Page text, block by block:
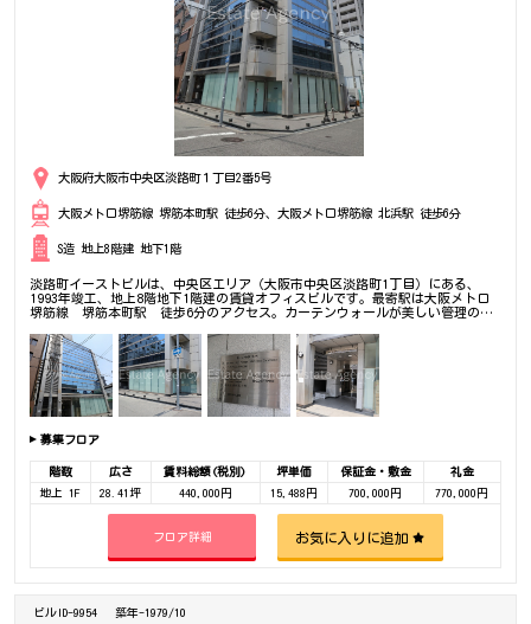
大阪府大阪市中央区淡路町１丁目2番5号
大阪メトロ堺筋線 堺筋本町駅 徒歩6分、大阪メトロ堺筋線 北浜駅 徒歩6分
S造 地上8階建 地下1階
淡路町イーストビルは、中央区エリア（大阪市中央区淡路町1丁目）にある、
1993年竣工、地上8階地下1階建の賃貸オフィスビルです。最寄駅は大阪メトロ
堺筋線 堺筋本町駅 徒歩6分のアクセス。カーテンウォールが美しい管理のよ
何でもご相談下さい。
募集フロア
階数 広さ 賃料総額(税別) 坪単価 保証金・敷金
礼金
地上 1F
28.41坪 440,000円 15,488円 700,000円 770,000円
フロア詳細 お気に入りに追加
ビルID-9954 築年-1979/10